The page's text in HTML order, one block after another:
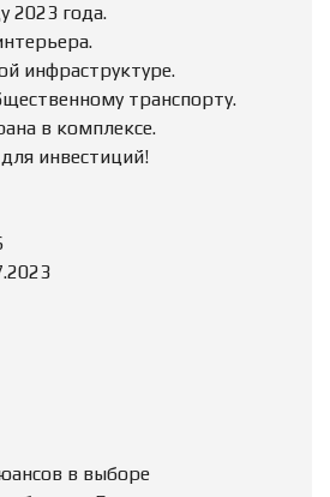
2023 года.
инфраструктуре.
транспорту.
в комплексе.
инвестиций!
в выборе